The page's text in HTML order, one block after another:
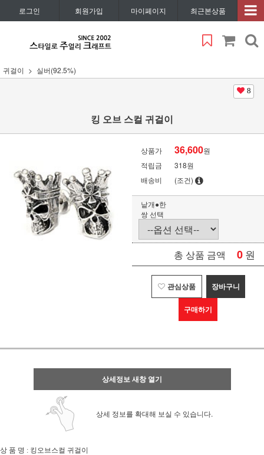
로그인 회원가입 마이페이지 최근본상품
귀걸이 실버(92.5%)
8
킹 오브 스컬 귀걸이
상품가 36,600원
적립금
318원
배송비
(조건)
낱개●한
쌍 선택
총 상품 금액 0 원
관심상품 장바구니
구매하기
상세정보 새창 열기
상세 정보를 확대해 보실 수 있습니다.
상 품 명 : 킹오브스컬 귀걸이